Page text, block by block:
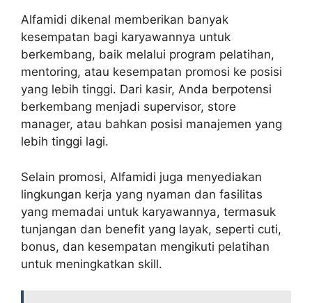
Alfamidi dikenal memberikan banyak
kesempatan bagi karyawannya untuk
berkembang, baik melalui program pelatihan,
mentoring, atau kesempatan promosi ke posisi
yang lebih tinggi. Dari kasir, Anda berpotensi
berkembang menjadi supervisor, store
manager, atau bahkan posisi manajemen yang
lebih tinggi lagi.
Selain promosi, Alfamidi juga menyediakan
lingkungan kerja yang nyaman dan fasilitas
yang memadai untuk karyawannya, termasuk
tunjangan dan benefit yang layak, seperti cuti,
bonus, dan kesempatan mengikuti pelatihan
untuk meningkatkan skill.